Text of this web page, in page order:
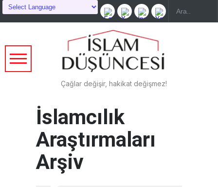
Çağlar değişir, hakikat değişmez!
İslamcılık
Araştırmaları
Arşiv